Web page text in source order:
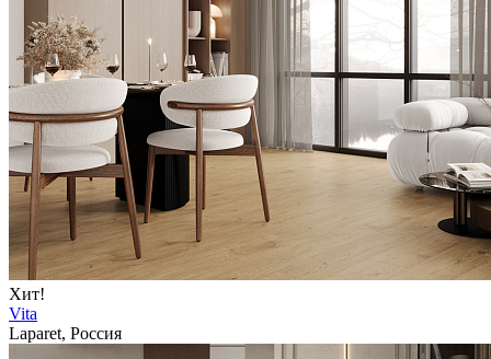
Хит!
Vita
Laparet, Россия